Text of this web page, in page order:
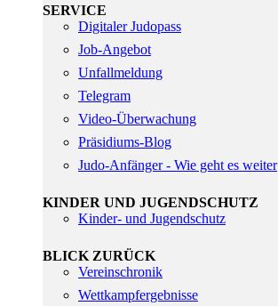
SERVICE
Digitaler Judopass
Job-Angebot
Unfallmeldung
Telegram
Video-Überwachung
Präsidiums-Blog
Judo-Anfänger - Wie geht es weiter
KINDER UND JUGENDSCHUTZ
Kinder- und Jugendschutz
BLICK ZURÜCK
Vereinschronik
Wettkampfergebnisse